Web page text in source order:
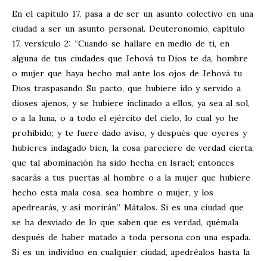
En el capítulo 17, pasa a de ser un asunto colectivo en una
ciudad a ser un asunto personal. Deuteronomio, capítulo
17, versículo 2: “Cuando se hallare en medio de ti, en
alguna de tus ciudades que Jehová tu Dios te da, hombre
o mujer que haya hecho mal ante los ojos de Jehová tu
Dios traspasando Su pacto, que hubiere ido y servido a
dioses ajenos, y se hubiere inclinado a ellos, ya sea al sol,
o a la luna, o a todo el ejército del cielo, lo cual yo he
prohibido; y te fuere dado aviso, y después que oyeres y
hubieres indagado bien, la cosa pareciere de verdad cierta,
que tal abominación ha sido hecha en Israel; entonces
sacarás a tus puertas al hombre o a la mujer que hubiere
hecho esta mala cosa, sea hombre o mujer, y los
apedrearás, y así morirán.” Mátalos. Si es una ciudad que
se ha desviado de lo que saben que es verdad, quémala
después de haber matado a toda persona con una espada.
Si es un individuo en cualquier ciudad, apedréalos hasta la